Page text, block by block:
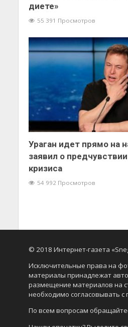
диете»
55 391 Просмотров
Ураган идет прямо на
заявил о
кризиса
54 992 Просмотров
© 2018 Интернет-газета
Исключительные права на
материалы принадлежат
размещение материалов на
необходимо согласовывать
По всем вопросам